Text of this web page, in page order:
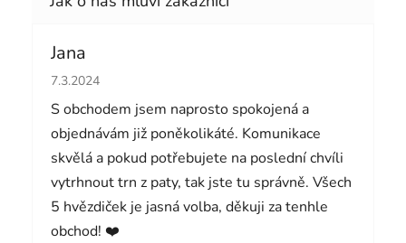
Jana
Hodnocení obchodu je 5 z 5 hvězdiček.
7.3.2024
S obchodem jsem naprosto spokojená a
objednávám již poněkolikáté. Komunikace
skvělá a pokud potřebujete na poslední chvíli
vytrhnout trn z paty, tak jste tu správně. Všech
5 hvězdiček je jasná volba, děkuji za tenhle
obchod! ❤️